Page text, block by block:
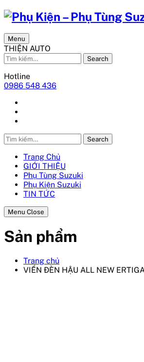
Menu
THIỆN AUTO
Search
Hotline
0986 548 436
Search
Trang Chủ
GIỚI THIỆU
Phụ Tùng Suzuki
Phụ Kiện Suzuki
TIN TỨC
Menu Close
Sản phẩm
Trang chủ
VIỀN ĐÈN HẬU ALL NEW